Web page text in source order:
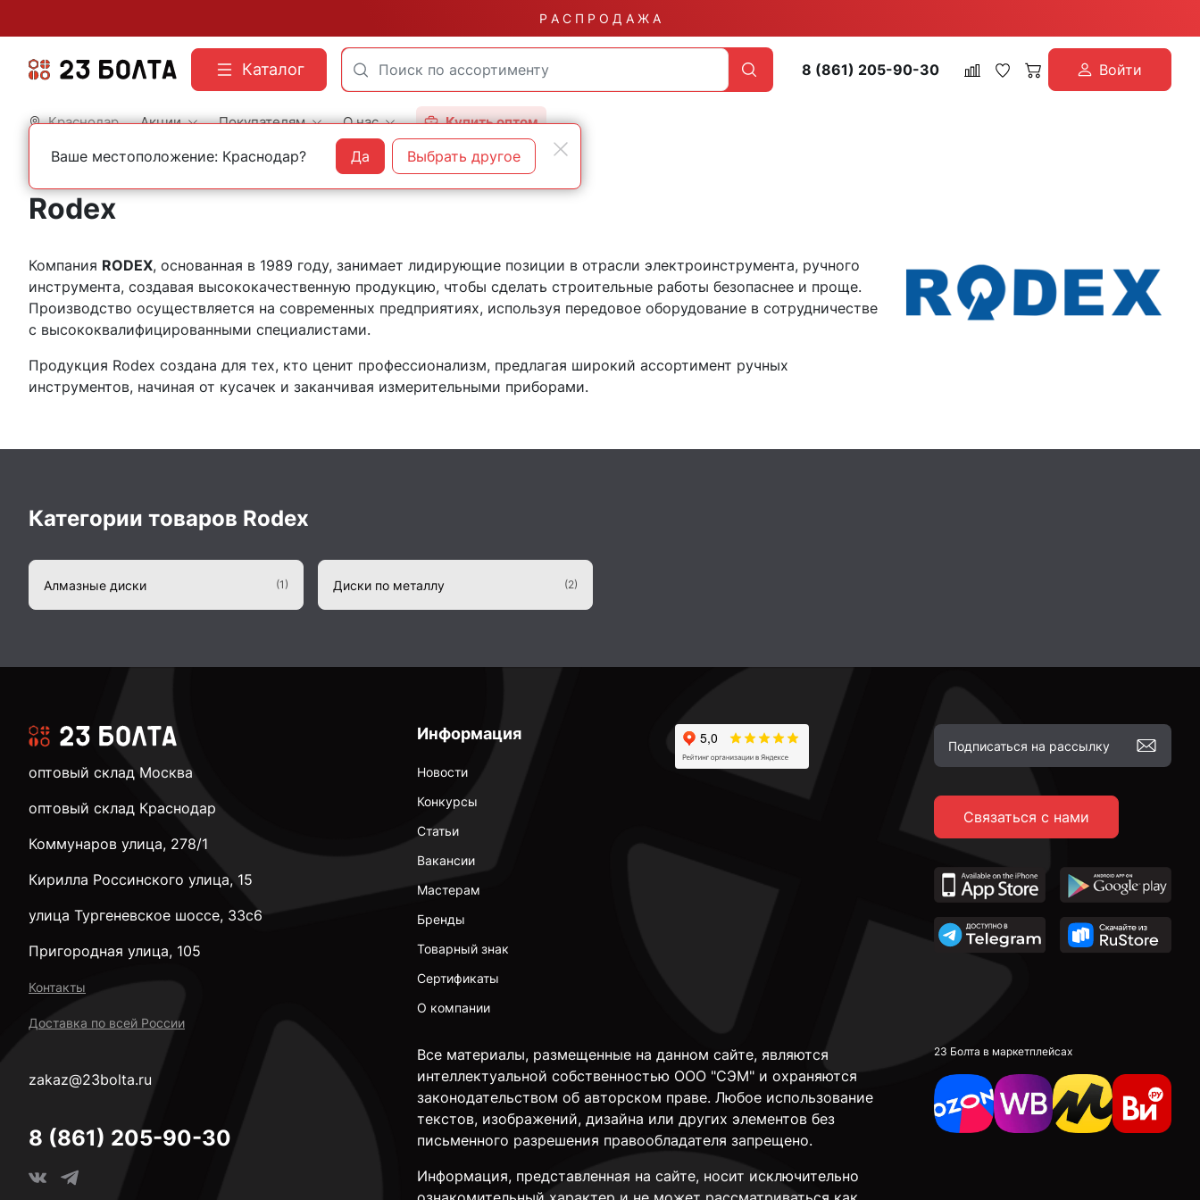
Р А С П Р О Д А Ж А
Каталог 8 (861) 205-90-30 Войти
Краснодар Акции Покупателям О нас Купить оптом
Главная Бренды Rodex
Rodex
Компания RODEX, основанная в 1989 году, занимает лидирующие позиции в отрасли электроинструмента, ручного
инструмента, создавая высококачественную продукцию, чтобы сделать строительные работы безопаснее и проще.
Производство осуществляется на современных предприятиях, используя передовое оборудование в сотрудничестве
с высококвалифицированными специалистами.
Продукция Rodex создана для тех, кто ценит профессионализм, предлагая широкий ассортимент ручных
инструментов, начиная от кусачек и заканчивая измерительными приборами.
Категории товаров Rodex
Алмазные диски (1) Диски по металлу (2)
Информация
Новости
Конкурсы
Статьи
Вакансии
Мастерам
Бренды
Товарный знак
Сертификаты
О компании
Связаться с нами
Все материалы, размещенные на данном сайте, являются
интеллектуальной собственностью ООО "СЭМ" и охраняются
законодательством об авторском праве. Любое использование
текстов, изображений, дизайна или других элементов без
письменного разрешения правообладателя запрещено.
Информация, представленная на сайте, носит исключительно
23 Болта в маркетплейсах
оптовый склад Москва
оптовый склад Краснодар
Коммунаров улица, 278/1
Кирилла Россинского улица, 15
улица Тургеневское шоссе, 33с6
Пригородная улица, 105
Контакты
Доставка по всей России
zakaz@23bolta.ru
8 (861) 205-90-30
Ваше местоположение: Краснодар? Да Выбрать другое